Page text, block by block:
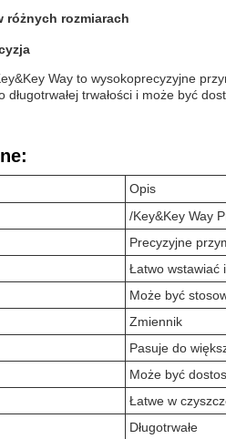
różnych rozmiarach
Way to wysokoprecyzyjne
długotrwałej trwałości i może być
Opis
/Key&Key Way
Precyzyjne
Łatwo wstawiać
Może być
Zmiennik
Pasuje do
Może być
Łatwe w
Długotrwałe